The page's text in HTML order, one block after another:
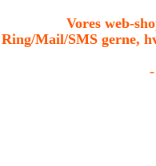
Vores web-
Ring/Mail/SMS gerne,